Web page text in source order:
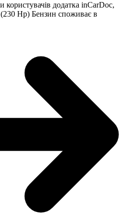
користувачів додатка inCarDoc,
Hp) Бензин споживає в